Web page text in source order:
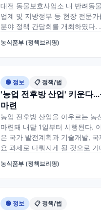
대전 동물보호사업소 내 반려동
업계 및 지방정부 등 현장 전문
분야 정책 간담회를 개최하였다.
농식품부 (정책브리핑)
🟢 정보 📋 정책/법
'농업 전후방 산업' 키운다
마련
농업 전후방 산업을 아우르는 농
마련돼 내달 1일부터 시행된다.
은 국가 발전계획과 기술개발,
요 과제로 다뤄지게 될 것으로 기
농식품부 (정책브리핑)
🟢 정보 📋 정책/법